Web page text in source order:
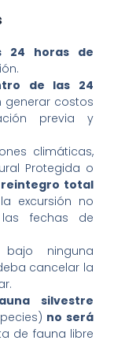
24 horas de
de las 24
generar costos
previa y
climáticas,
Protegida o
reintegro total
excursión no
fechas de
bajo ninguna
cancelar la
silvestre
no será
de fauna libre